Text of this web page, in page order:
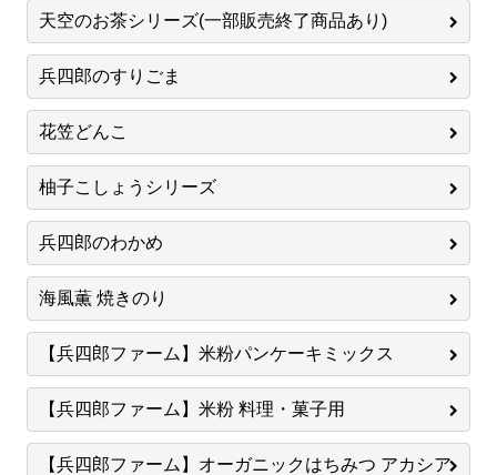
天空のお茶シリーズ(一部販売終了商品あり)
兵四郎のすりごま
花笠どんこ
柚子こしょうシリーズ
兵四郎のわかめ
海風薫 焼きのり
【兵四郎ファーム】米粉パンケーキミックス
【兵四郎ファーム】米粉 料理・菓子用
【兵四郎ファーム】オーガニックはちみつ アカシア